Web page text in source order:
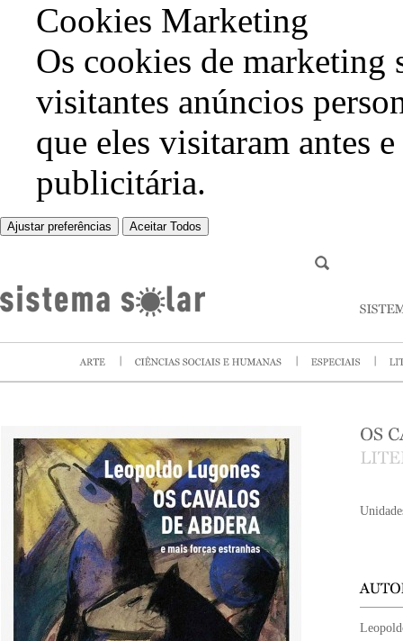
Cookies Marketing
Os cookies de marketing
visitantes anúncios
que eles visitaram antes
publicitária.
Ajustar preferências Aceitar Todos